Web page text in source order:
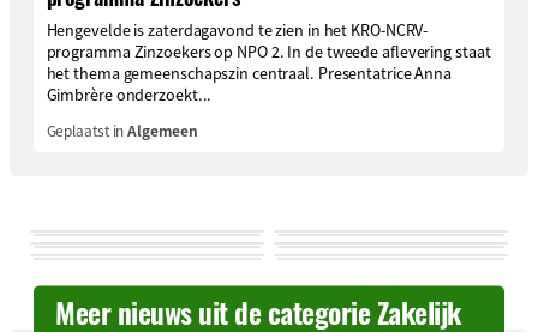
Hengevelde is zaterdagavond te zien in het KRO-NCRV-
programma Zinzoekers op NPO 2. In de tweede aflevering staat
het thema gemeenschapszin centraal. Presentatrice Anna
Gimbrère onderzoekt...
Geplaatst inAlgemeen
Meer nieuws uit de categorie Zakelijk